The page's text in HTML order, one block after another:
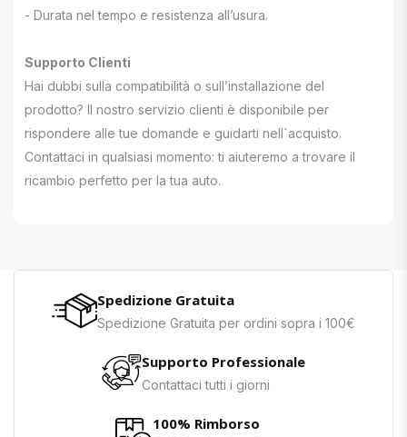
- Durata nel tempo e resistenza all’usura.
Supporto Clienti
Hai dubbi sulla compatibilità o sull’installazione del
prodotto? Il nostro servizio clienti è disponibile per
rispondere alle tue domande e guidarti nell`acquisto.
Contattaci in qualsiasi momento: ti aiuteremo a trovare il
ricambio perfetto per la tua auto.
Spedizione Gratuita
Spedizione Gratuita per ordini sopra i 100€
Supporto Professionale
Contattaci tutti i giorni
100% Rimborso